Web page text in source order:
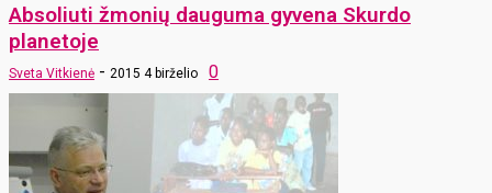
Absoliuti žmonių dauguma gyvena Skurdo
planetoje
Sveta Vitkienė - 2015 4 birželio 0